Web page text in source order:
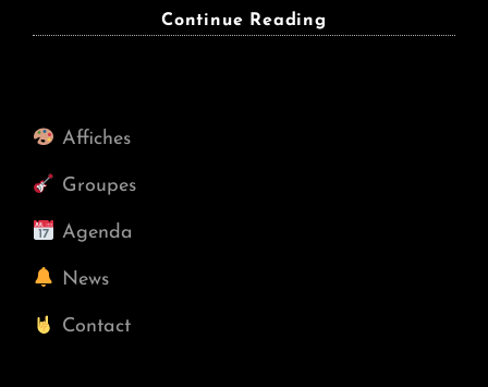
Continue Reading
Affiches
Groupes
Agenda
News
Contact